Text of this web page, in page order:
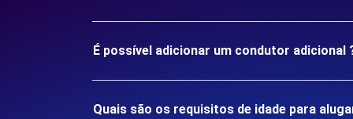
É possível adicionar um condutor adicional
Quais são os requisitos de idade para